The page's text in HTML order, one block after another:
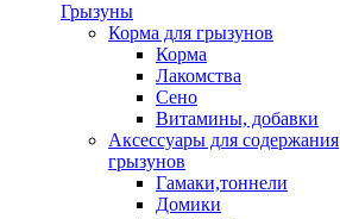
Грызуны
Корма для грызунов
Корма
Лакомства
Сено
Витамины, добавки
Аксессуары для содержания
грызунов
Гамаки,тоннели
Домики